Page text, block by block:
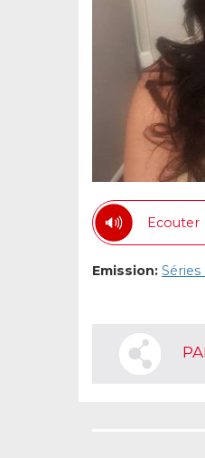
Ecouter
Emission: